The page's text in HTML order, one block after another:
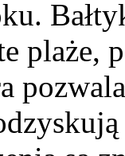
plaże,